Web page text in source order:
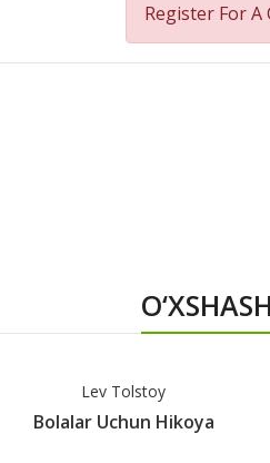
Register For A
Lev Tolstoy
Bolalar Uchun Hikoya